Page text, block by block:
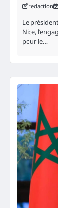
redaction
Le
Nice,
pour le…